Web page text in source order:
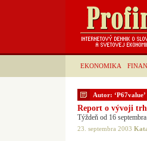
EKONOMIKA
Autor: ‘P67value’
Report o vývoji
Týždeň od 16
23. septembra 2003